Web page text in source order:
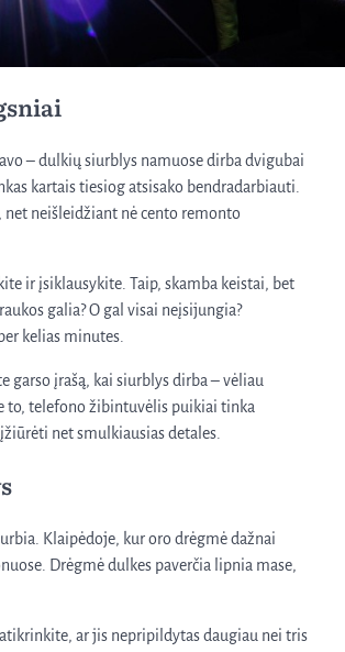
– dulkių siurblys namuose dirba dvigubai
kartais tiesiog atsisako bendradarbiauti.
neišleidžiant nė cento remonto
ir įsiklausykite. Taip, skamba keistai, bet
galia? O gal visai neįsijungia?
kelias minutes.
garso įrašą, kai siurblys dirba – vėliau
to, telefono žibintuvėlis puikiai tinka
net smulkiausias detales.
Klaipėdoje, kur oro drėgmė dažnai
Drėgmė dulkes paverčia lipnia mase,
ar jis nepripildytas daugiau nei tris